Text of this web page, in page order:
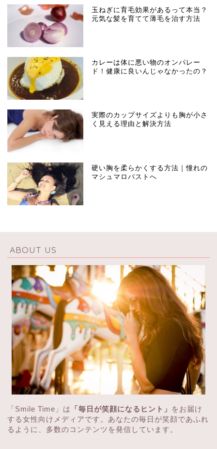
玉ねぎに育毛効果があるって本当？
元気な髪を育てて薄毛を治す方法
カレーは体に悪い物のオンパレー
ド！健康に良いんじゃなかったの？
実際のカップサイズよりも胸が小さ
く見える理由と解決方法
硬い胸を柔らかくする方法｜憧れの
マシュマロバストへ
ABOUT US
「Smile Time」は 「毎日が笑顔になるヒント」
をお届け
する女性向けメディアです。あなたの毎日が笑顔であふれ
るように、多数のコンテンツを発信しています。